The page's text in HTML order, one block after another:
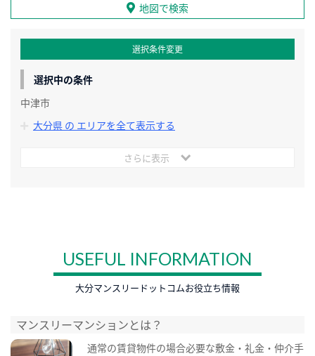
地図で検索
選択条件変更
選択中の条件
中津市
大分県 の エリアを全て表示する
さらに表示
USEFUL INFORMATION
大分マンスリードットコムお役立ち情報
マンスリーマンションとは？
通常の賃貸物件の場合必要な敷金・礼金・仲介手